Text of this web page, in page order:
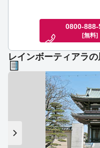
0800-888-
[無料]
レインボーティアラ